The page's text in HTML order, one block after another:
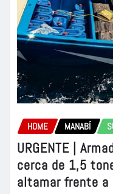
HOME MANABÍ
URGENTE |
cerca de 1,5
altamar frente a